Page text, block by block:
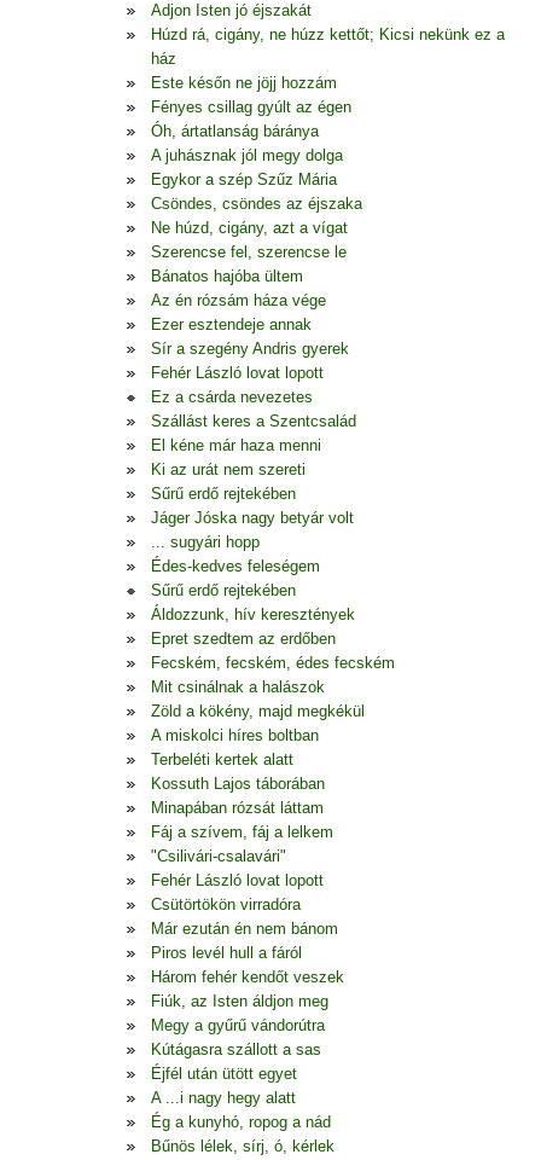
Adjon Isten jó éjszakát
Húzd rá, cigány, ne húzz kettőt; Kicsi nekünk ez a
ház
Este későn ne jöjj hozzám
Fényes csillag gyúlt az égen
Óh, ártatlanság báránya
A juhásznak jól megy dolga
Egykor a szép Szűz Mária
Csöndes, csöndes az éjszaka
Ne húzd, cigány, azt a vígat
Szerencse fel, szerencse le
Bánatos hajóba ültem
Az én rózsám háza vége
Ezer esztendeje annak
Sír a szegény Andris gyerek
Fehér László lovat lopott
Ez a csárda nevezetes
Szállást keres a Szentcsalád
El kéne már haza menni
Ki az urát nem szereti
Sűrű erdő rejtekében
Jáger Jóska nagy betyár volt
... sugyári hopp
Édes-kedves feleségem
Sűrű erdő rejtekében
Áldozzunk, hív keresztények
Epret szedtem az erdőben
Fecském, fecském, édes fecském
Mit csinálnak a halászok
Zöld a kökény, majd megkékül
A miskolci híres boltban
Terbeléti kertek alatt
Kossuth Lajos táborában
Minapában rózsát láttam
Fáj a szívem, fáj a lelkem
"Csilivári-csalavári"
Fehér László lovat lopott
Csütörtökön virradóra
Már ezután én nem bánom
Piros levél hull a fáról
Három fehér kendőt veszek
Fiúk, az Isten áldjon meg
Megy a gyűrű vándorútra
Kútágasra szállott a sas
Éjfél után ütött egyet
A ...i nagy hegy alatt
Ég a kunyhó, ropog a nád
Bűnös lélek, sírj, ó, kérlek